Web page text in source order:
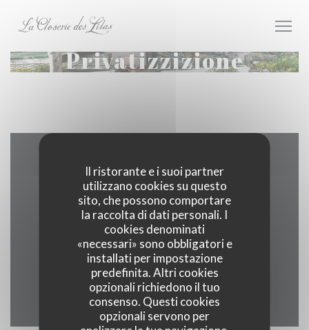
Il ristorante e i suoi partner
utilizzano cookies su questo
sito, che possono comportare
la raccolta di dati personali. I
cookies denominati
«necessari» sono obbligatori e
installati per impostazione
predefinita. Altri cookies
opzionali richiedono il tuo
consenso. Questi cookies
opzionali servono per
Privatizzizione
Contattaci
171 boulevard du Montparnasse 75006 Paris
01 40 51 34 50
Facebook ((apre una nuova
Instagram ((apre una